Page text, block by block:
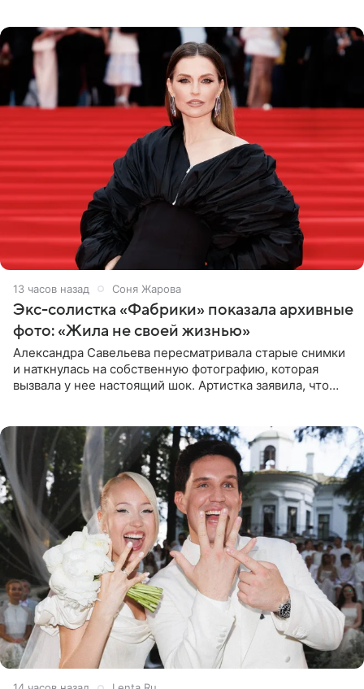
13 часов назад Соня Жарова
Экс-солистка «Фабрики» показала архивные
фото: «Жила не своей жизнью»
Александра Савельева пересматривала старые снимки
и наткнулась на собственную фотографию, которая
вызвала у нее настоящий шок. Артистка заявила, что